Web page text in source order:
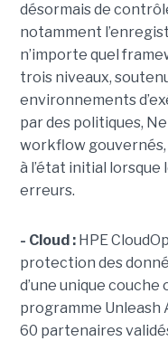
désormais de
notamment
n’importe quel
trois niveaux,
environnements
par des politiques,
workflow
à l’état initial
erreurs.
- Cloud :HPE
protection des
d’une unique
programme Unleash
60 partenaires